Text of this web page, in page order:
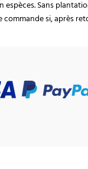
Sans
si, après